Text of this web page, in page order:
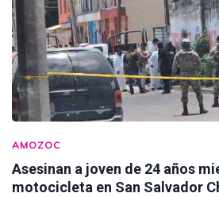
AMOZOC
Asesinan a joven de 24 años
motocicleta en San Salvador